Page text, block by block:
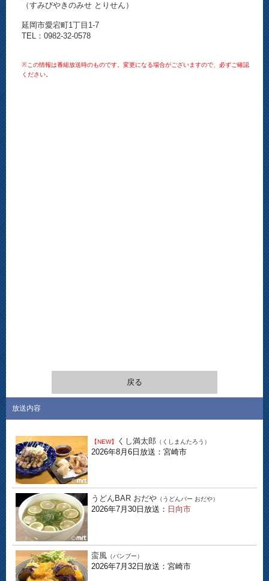
（すみびやきのみせ とりせん）
延岡市愛宕町1丁目1-7
TEL：0982-32-0578
※この情報は番組放送時のものです。変更になる場合がございますので、必ずご確認
ください。
戻る
放送内容
【NEW】 くし満太郎 （くしまんたろう）
2026年8月6日放送：宮崎市
うどんBAR おだや （うどんバー おだや）
2026年7月30日放送： 日向市
蛮風 （バンブー）
2026年7月32日放送：宮崎市